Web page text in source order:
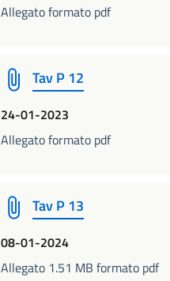
Allegato formato pdf
Tav P 12
24-01-2023
Allegato formato pdf
Tav P 13
08-01-2024
Allegato 1.51 MB formato pdf